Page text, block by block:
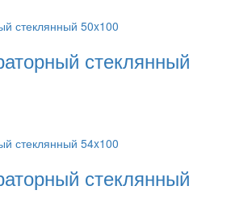
стеклянный
стеклянный